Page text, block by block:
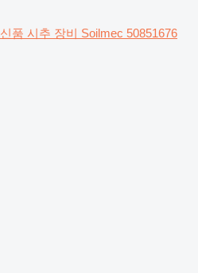
신품 시추 장비 Soilmec 50851676